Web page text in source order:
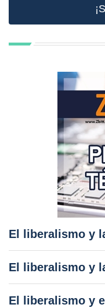
El liberalismo y
El liberalismo y
El liberalismo y